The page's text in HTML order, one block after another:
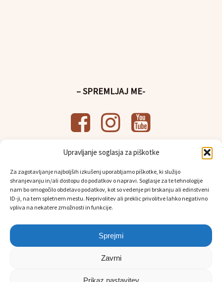
Upravljanje soglasja za piškotke
Za zagotavljanje najboljših izkušenj uporabljamo piškotke, ki služijo
shranjevanju in/ali dostopu do podatkov o napravi. Soglasje za te tehnologije
nam bo omogočilo obdelavo podatkov, kot so vedenje pri brskanju ali edinstveni
ID-ji, na tem spletnem mestu. Neprivolitev ali preklic privolitve lahko negativno
vpliva na nekatere zmožnosti in funkcije.
Sprejmi
Zavrni
Prikaz nastavitev
– SPREMLJAJ ME-
– UPORABNE POVEZAVE-
Splošni pogoji poslovanja
Politikavarstva osebnih podatkov
Osebni prevzem in dostava